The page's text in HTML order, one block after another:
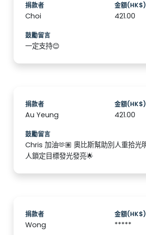
捐款者
Choi
金額(HK$)
421.00
鼓勵留言
一定支持😊
捐款者
Au Yeung
金額(HK$)
421.00
鼓勵留言
Chris 加油🫶🏽 奧比斯幫助別人重拾光
人鎖定目標發光發亮🌟
捐款者
Wong
金額(HK$)
*****